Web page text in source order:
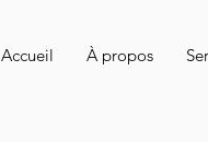
Accueil À propos